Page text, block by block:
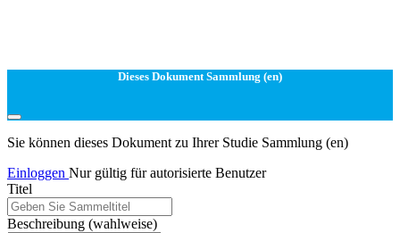
Dieses Dokument Sammlung (en)
Sie können dieses Dokument zu Ihrer Studie Sammlung (en)
Einloggen Nur gültig für autorisierte Benutzer
Titel
Beschreibung (wahlweise)